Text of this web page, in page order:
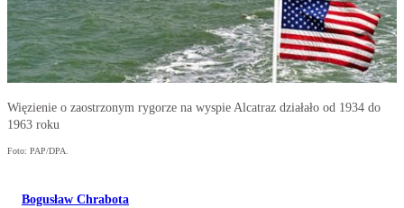
Więzienie o zaostrzonym rygorze na wyspie Alcatraz działało od 1934 do
1963 roku
Foto: PAP/DPA.
Bogusław Chrabota